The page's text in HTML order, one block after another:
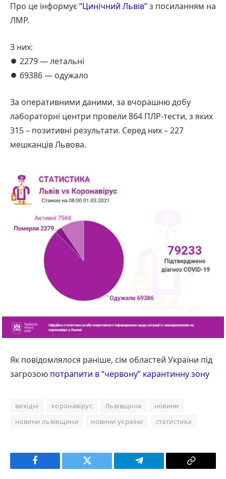
Про це інформує“Цинічний Львів”з посиланням на
ЛМР.
З них:
⏺ 2279 — летальні
⏺ 69386 — одужало
За оперативними даними, за вчорашню добу
лабораторні центри провели 864 ПЛР-тести, з яких
315 – позитивні результати. Серед них – 227
мешканців Львова.
Як повідомлялося раніше, сім областей України під
загрозою потрапити в “червону” карантинну зону
вихідні коронавірус Львівщина
новини
новини львівщини
новини україни статистика
Facebook Twitter Telegram Copy